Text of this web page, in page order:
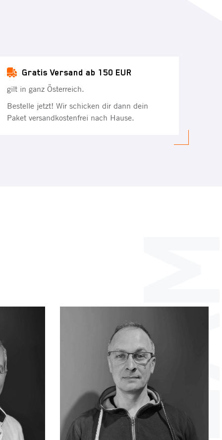
Gratis Versand ab 150 EUR
gilt in ganz Österreich.
Bestelle jetzt! Wir schicken dir dann dein
Paket versandkostenfrei nach Hause.